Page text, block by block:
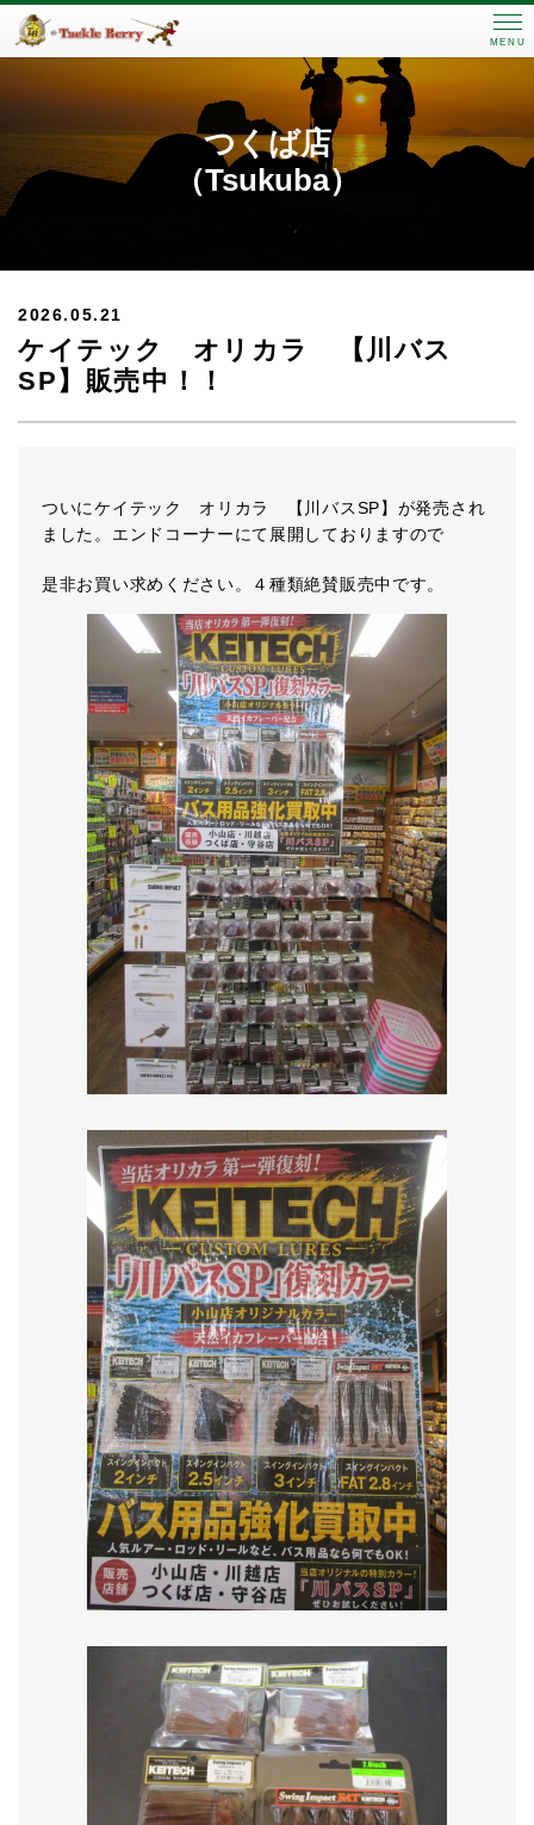
MENU
つくば店
（Tsukuba）
2026.05.21
ケイテック オリカラ 【川バス
SP】販売中！！
ついにケイテック オリカラ 【川バスSP】が発売され
ました。エンドコーナーにて展開しておりますので
是非お買い求めください。４種類絶賛販売中です。